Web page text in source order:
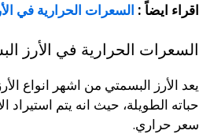
اقراء ايضاً : السعرات الحرارية في
السعرات الحرارية في الأرز
يعد الأرز البسمتي من اشهر انواع
حباته الطويلة، حيث انه يتم استيراد
سعر حراري.